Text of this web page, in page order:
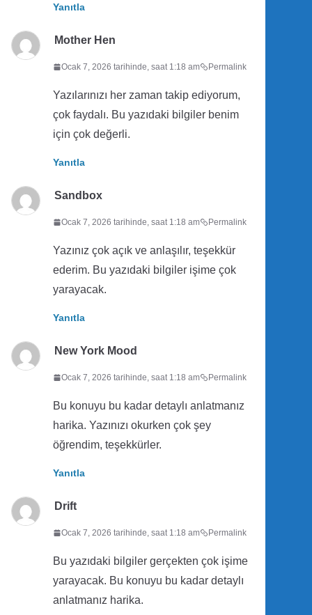
Yanıtla
Mother Hen
Ocak 7, 2026 tarihinde, saat 1:18 am Permalink
Yazılarınızı her zaman takip ediyorum,
çok faydalı. Bu yazıdaki bilgiler benim
için çok değerli.
Yanıtla
Sandbox
Ocak 7, 2026 tarihinde, saat 1:18 am Permalink
Yazınız çok açık ve anlaşılır, teşekkür
ederim. Bu yazıdaki bilgiler işime çok
yarayacak.
Yanıtla
New York Mood
Ocak 7, 2026 tarihinde, saat 1:18 am Permalink
Bu konuyu bu kadar detaylı anlatmanız
harika. Yazınızı okurken çok şey
öğrendim, teşekkürler.
Yanıtla
Drift
Ocak 7, 2026 tarihinde, saat 1:18 am Permalink
Bu yazıdaki bilgiler gerçekten çok işime
yarayacak. Bu konuyu bu kadar detaylı
anlatmanız harika.